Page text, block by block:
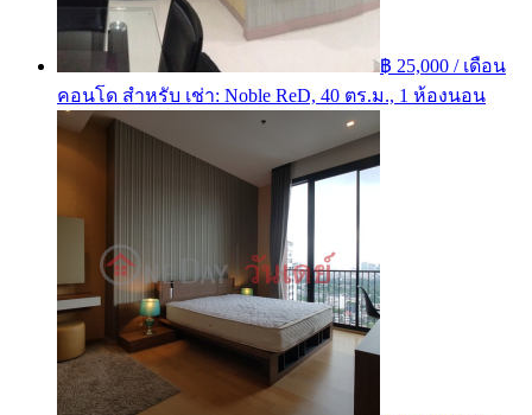
฿ 25,000 / เดือน
คอนโด สำหรับ เช่า: Noble ReD, 40 ตร.ม., 1 ห้องนอน